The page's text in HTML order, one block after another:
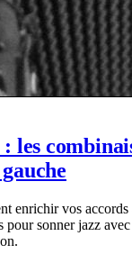
les
enrichir vos accords
sonner jazz avec